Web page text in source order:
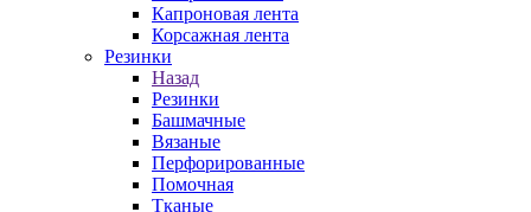
Капроновая лента
Корсажная лента
Резинки
Назад
Резинки
Башмачные
Вязаные
Перфорированные
Помочная
Тканые